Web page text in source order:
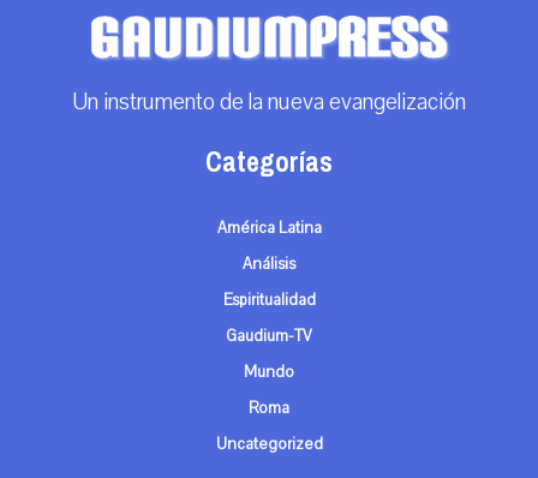
Un instrumento de la nueva evangelización
Categorías
América Latina
Análisis
Espiritualidad
Gaudium-TV
Mundo
Roma
Uncategorized